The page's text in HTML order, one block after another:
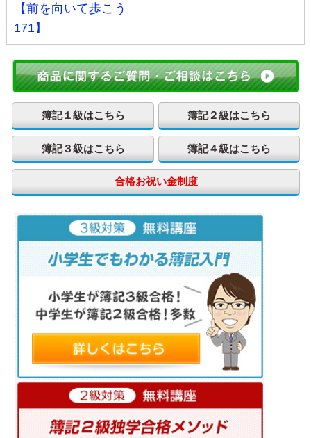
【前を向いて歩こう
171】
簿記１級はこちら 簿記２級はこちら
簿記３級はこちら 簿記４級はこちら
合格お祝い金制度